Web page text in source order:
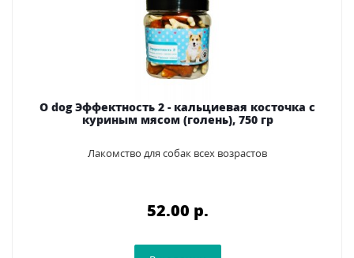
O dog Эффектность 2 - кальциевая косточка с
куриным мясом (голень), 750 гр
Лакомство для собак всех возрастов
52.00 p.